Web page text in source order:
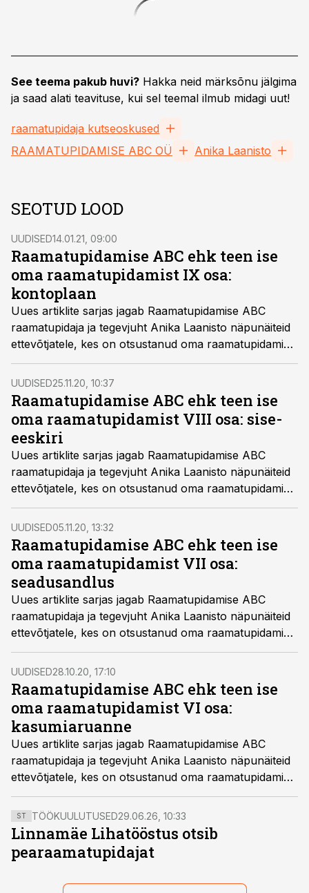
See teema pakub huvi? Hakka neid märksõnu jälgima
ja saad alati teavituse, kui sel teemal ilmub midagi uut!
raamatupidaja kutseoskused
RAAMATUPIDAMISE ABC OÜ
Anika Laanisto
SEOTUD LOOD
UUDISED14.01.21, 09:00
Raamatupidamise ABC ehk teen ise
oma raamatupidamist IX osa:
kontoplaan
Uues artiklite sarjas jagab Raamatupidamise ABC
raamatupidaja ja tegevjuht Anika Laanisto näpunäiteid
ettevõtjatele, kes on otsustanud oma raamatupidamise
ise ära teha, kuna majandustehinguid on veel vähe
ning aruandlus koosneb lihtsatest ostu-müügi
tehingutest.
UUDISED25.11.20, 10:37
Raamatupidamise ABC ehk teen ise
oma raamatupidamist VIII osa: sise-
eeskiri
Uues artiklite sarjas jagab Raamatupidamise ABC
raamatupidaja ja tegevjuht Anika Laanisto näpunäiteid
ettevõtjatele, kes on otsustanud oma raamatupidamise
ise ära teha, kuna majandustehinguid on veel vähe
ning aruandlus koosneb lihtsatest ostu-müügi
tehingutest.
UUDISED05.11.20, 13:32
Raamatupidamise ABC ehk teen ise
oma raamatupidamist VII osa:
seadusandlus
Uues artiklite sarjas jagab Raamatupidamise ABC
raamatupidaja ja tegevjuht Anika Laanisto näpunäiteid
ettevõtjatele, kes on otsustanud oma raamatupidamise
ise ära teha, kuna majandustehinguid on veel vähe
ning aruandlus koosneb lihtsatest ostu-müügi
tehingutest.
UUDISED28.10.20, 17:10
Raamatupidamise ABC ehk teen ise
oma raamatupidamist VI osa:
kasumiaruanne
Uues artiklite sarjas jagab Raamatupidamise ABC
raamatupidaja ja tegevjuht Anika Laanisto näpunäiteid
ettevõtjatele, kes on otsustanud oma raamatupidamise
ise ära teha, kuna majandustehinguid on veel vähe
ning aruandlus koosneb lihtsatest ostu-müügi
tehingutest.
ST TÖÖKUULUTUSED29.06.26, 10:33
Linnamäe Lihatööstus otsib
pearaamatupidajat